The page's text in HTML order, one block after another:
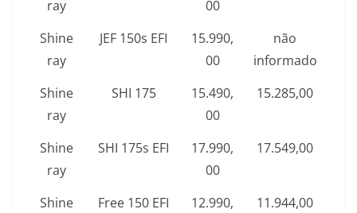
ray
00
Shine
ray
JEF 150s EFI
15.990,
00
não
informado
Shine
ray
SHI 175
15.490,
00
15.285,00
Shine
ray
SHI 175s EFI
17.990,
00
17.549,00
Shine
Free 150 EFI
12.990,
11.944,00